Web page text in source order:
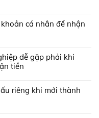
cá nhân để nhận
dễ gặp phải khi
tiền
riêng khi mới thành